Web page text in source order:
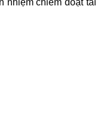
nhiệm chiếm đoạt tài